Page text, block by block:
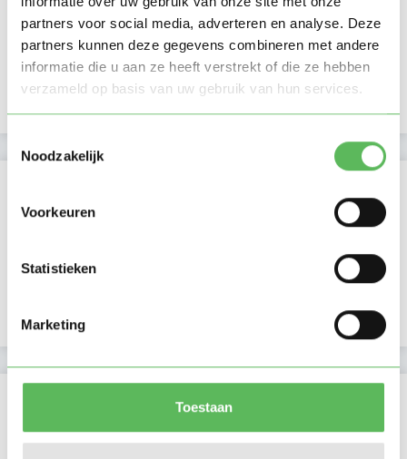
partners voor social media, adverteren en analyse. Deze
partners kunnen deze gegevens combineren met andere
informatie die u aan ze heeft verstrekt of die ze hebben
verzameld op basis van uw gebruik van hun services.
Noodzakelijk
Voorkeuren
Statistieken
Marketing
Toestaan
Avond
NIEUW
26-06-2026
Lid sinds 12-08-2023
12-08-2023
E-mailadres is geverifieerd